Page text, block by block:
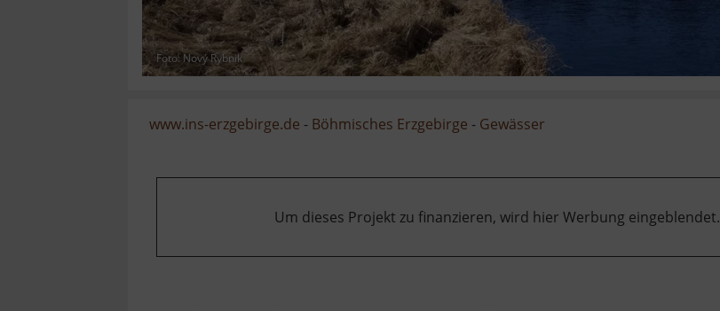
Foto: Nový Rybnik
www.ins-erzgebirge.de - Böhmisches Erzgebirge - Gewässer
Um dieses Projekt zu finanzieren, wird hier Werbung eingeblendet.